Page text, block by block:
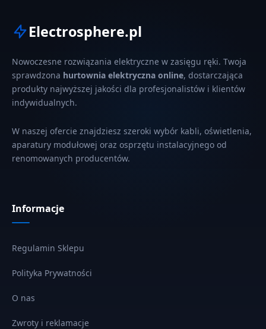
Electrosphere.pl
Nowoczesne rozwiązania elektryczne w zasięgu ręki. Twoja
sprawdzona hurtownia elektryczna online, dostarczająca
produkty najwyższej jakości dla profesjonalistów i klientów
indywidualnych.
W naszej ofercie znajdziesz szeroki wybór kabli, oświetlenia,
aparatury modułowej oraz osprzętu instalacyjnego od
renomowanych producentów.
Informacje
Regulamin Sklepu
Polityka Prywatności
O nas
Zwroty i reklamacje